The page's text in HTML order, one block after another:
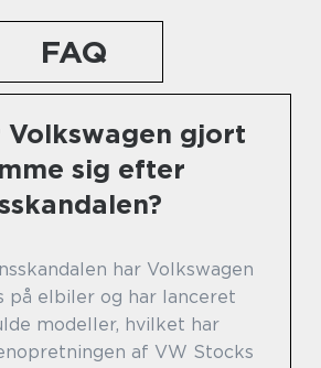
FAQ
Volkswagen gjort
sig efter
har Volkswagen
på elbiler og har lanceret
modeller, hvilket har
af VW Stocks